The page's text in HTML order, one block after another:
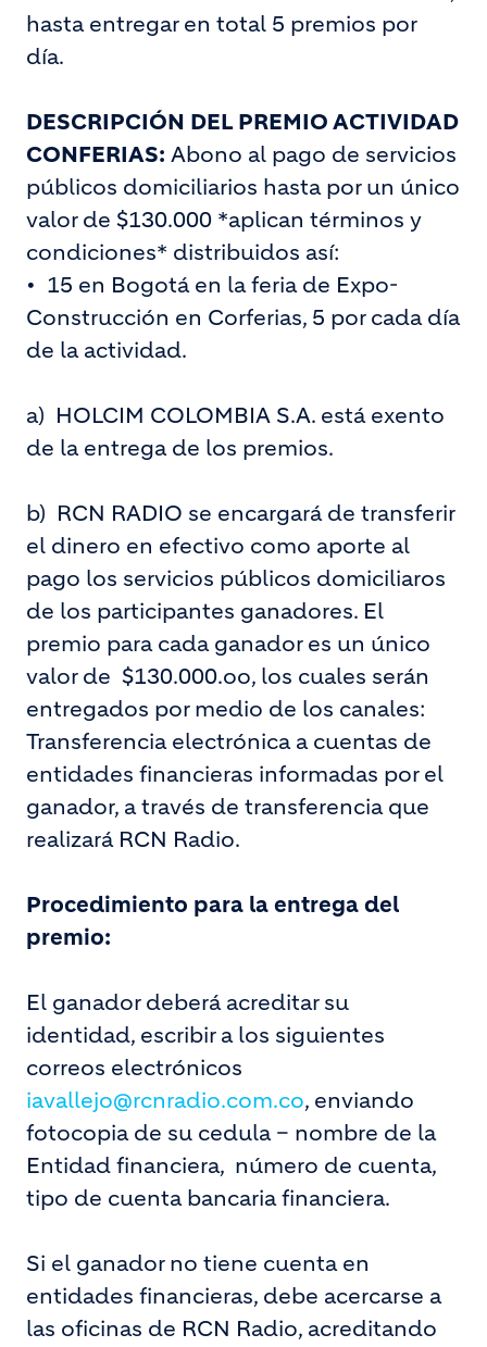
hasta entregar en total 5 premios por
día.
DESCRIPCIÓN DEL PREMIO ACTIVIDAD
CONFERIAS: Abono al pago de servicios
públicos domiciliarios hasta por un único
valor de $130.000 *aplican términos y
condiciones* distribuidos así:
• 15 en Bogotá en la feria de Expo-
Construcción en Corferias, 5 por cada día
de la actividad.
a) HOLCIM COLOMBIA S.A. está exento
de la entrega de los premios.
b) RCN RADIO se encargará de transferir
el dinero en efectivo como aporte al
pago los servicios públicos domiciliaros
de los participantes ganadores. El
premio para cada ganador es un único
valor de $130.000.oo, los cuales serán
entregados por medio de los canales:
Transferencia electrónica a cuentas de
entidades financieras informadas por el
ganador, a través de transferencia que
realizará RCN Radio.
Procedimiento para la entrega del
premio:
El ganador deberá acreditar su
identidad, escribir a los siguientes
correos electrónicos
iavallejo@rcnradio.com.co, enviando
fotocopia de su cedula – nombre de la
Entidad financiera, número de cuenta,
tipo de cuenta bancaria financiera.
Si el ganador no tiene cuenta en
entidades financieras, debe acercarse a
las oficinas de RCN Radio, acreditando